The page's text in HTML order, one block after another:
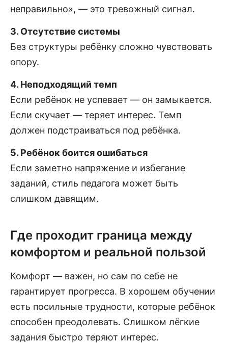
неправильно», — это тревожный сигнал.
3. Отсутствие системы
Без структуры ребёнку сложно чувствовать
опору.
4. Неподходящий темп
Если ребёнок не успевает — он замыкается.
Если скучает — теряет интерес. Темп
должен подстраиваться под ребёнка.
5. Ребёнок боится ошибаться
Если заметно напряжение и избегание
заданий, стиль педагога может быть
слишком давящим.
Где проходит граница между
комфортом и реальной пользой
Комфорт — важен, но сам по себе не
гарантирует прогресса. В хорошем обучении
есть посильные трудности, которые ребёнок
способен преодолевать. Слишком лёгкие
задания быстро теряют интерес.